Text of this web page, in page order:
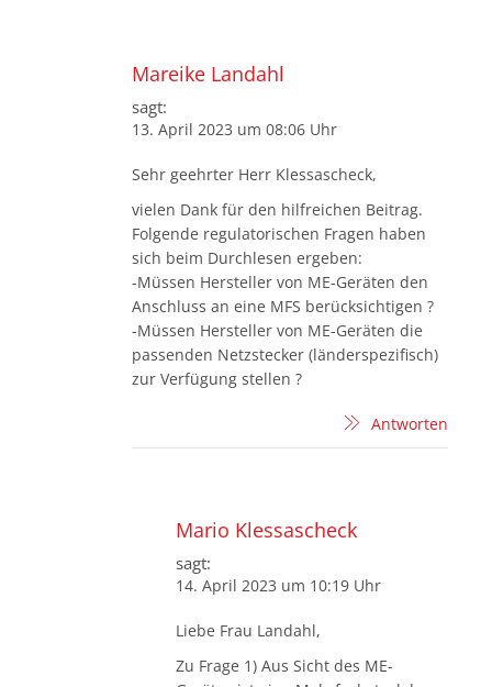
Mareike Landahl
sagt:
13. April 2023 um 08:06 Uhr
Sehr geehrter Herr Klessascheck,
vielen Dank für den hilfreichen Beitrag.
Folgende regulatorischen Fragen haben
sich beim Durchlesen ergeben:
-Müssen Hersteller von ME-Geräten den
Anschluss an eine MFS berücksichtigen ?
-Müssen Hersteller von ME-Geräten die
passenden Netzstecker (länderspezifisch)
zur Verfügung stellen ?
Antworten
Mario Klessascheck
sagt:
14. April 2023 um 10:19 Uhr
Liebe Frau Landahl,
Zu Frage 1) Aus Sicht des ME-